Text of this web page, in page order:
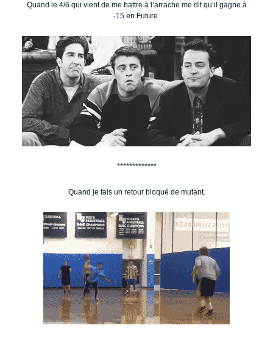
Quand le 4/6 qui vient de me battre à l’arrache me dit qu’il gagne à
-15 en Future.
*************
Quand je fais un retour bloqué de mutant.